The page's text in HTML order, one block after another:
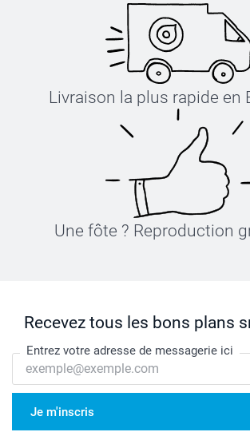
Livraison la plus rapide en
Une fôte ? Reproduction
Recevez tous les bons plans
Entrez votre adresse de messagerie ici
Je m'inscris